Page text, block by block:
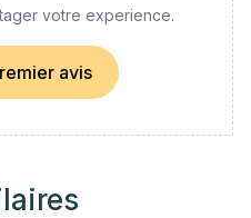
votre experience.
avis